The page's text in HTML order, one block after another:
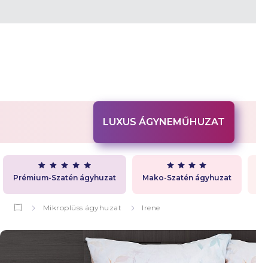
LUXUS ÁGYNEMŰHUZAT
Prémium-Szatén ágyhuzat Mako-Szatén ágyhuzat
Mikroplüss ágyhuzat Irene